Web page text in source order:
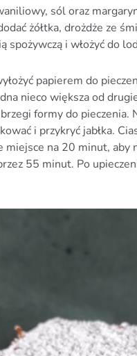
sól oraz
żółtka, drożdże ze
spożywczą i włożyć do
papierem do
nieco większa od
formy do pieczenia.
i przykryć jabłka.
miejsce na 20 minut, aby
55 minut. Po